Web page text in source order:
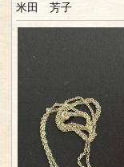
米田 芳子